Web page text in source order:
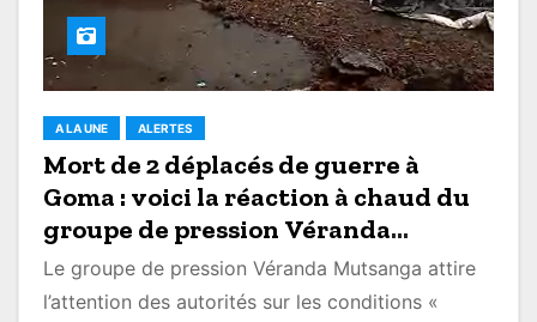
A LA UNE ALERTES
Mort de 2 déplacés de guerre à
Goma : voici la réaction à chaud du
groupe de pression Véranda
Mutsanga (Images)
Le groupe de pression Véranda Mutsanga attire
l’attention des autorités sur les conditions «